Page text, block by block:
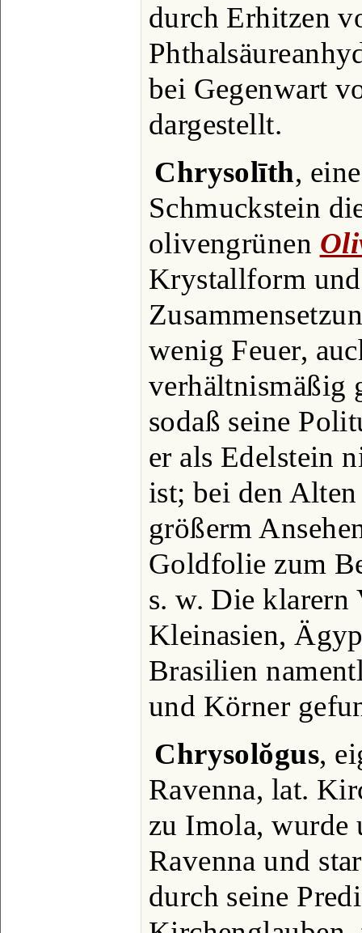
durch Erhitzen
bei Gegenwart
dargestellt.
Chrysolīth,
Schmuckstein
olivengrünen
Krystallform
wenig Feuer,
verhältnismäßig
sodaß seine
er als Edelstein
ist; bei den
größerm
Goldfolie zum
s. w. Die klarern
Kleinasien,
Brasilien
und Körner
Chrysolŏgus,
Ravenna, lat.
zu Imola, wurde
Ravenna und
durch seine